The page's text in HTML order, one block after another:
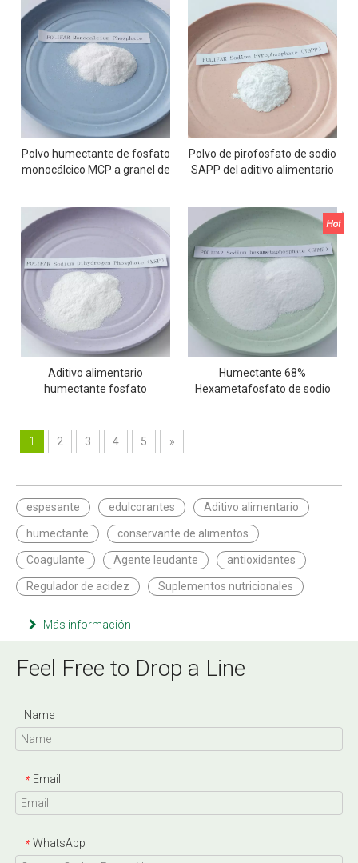
Polvo humectante de fosfato
monocálcico MCP a granel de
Polvo de pirofosfato de sodio
SAPP del aditivo alimentario
Aditivo alimentario
humectante fosfato
Humectante 68%
Hexametafosfato de sodio
1 2 3 4 5 »
espesante edulcorantes Aditivo alimentario
humectante conservante de alimentos
Coagulante Agente leudante antioxidantes
Regulador de acidez Suplementos nutricionales
Más información
Feel Free to Drop a Line
Name
* Email
* WhatsApp